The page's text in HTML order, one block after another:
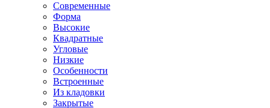
Современные
Форма
Высокие
Квадратные
Угловые
Низкие
Особенности
Встроенные
Из кладовки
Закрытые